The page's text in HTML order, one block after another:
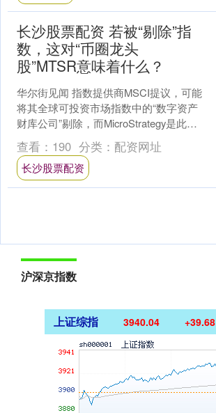
长沙股票配资 若被“剔除”指
数，这对“币圈龙头
股”MTSR意味着什么？
华尔街见闻 指数提供商MSCI提议，可能
将其全球可投资市场指数中的“数字资产
财库公司”剔除，而MicroStrategy是此类
公司的典型代表。据摩根大通分析，
若....
查看： 190 分类： 配资网址
长沙股票配资
沪深京指数
上证综指 3940.04 +39.68